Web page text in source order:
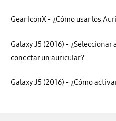
Gear IconX - ¿Cómo usar los
Galaxy J5 (2016) -
conectar un auricular?
Galaxy J5 (2016) - ¿Cómo